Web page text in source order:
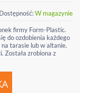
Dostępność:W magazynie
firmy Form-Plastic.
do ozdobienia każdego
tarasie lub w altanie.
Została zrobiona z